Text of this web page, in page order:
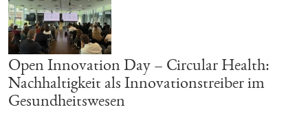
Open Innovation Day – Circular Health:
Nachhaltigkeit als Innovationstreiber im
Gesundheitswesen